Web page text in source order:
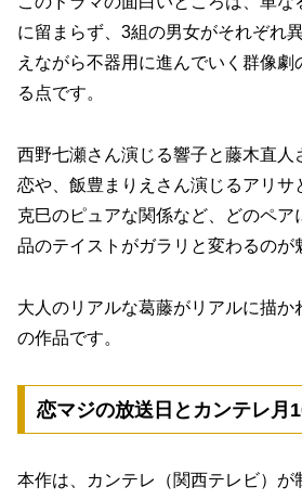
に留まらず、3組の男女がそれぞれ
えながら不器用に進んでいく群像劇
る点です。
西野七瀬さん演じる響子と藤木直人
恋や、飯豊まりえさん演じるアリサ
克巳のピュアな関係など、どのペア
品のテイストがガラリと変わるのが
大人のリアルな葛藤がリアルに描か
の作品です。
恋マジの放送日とカンテレ月
本作は、カンテレ（関西テレビ）が